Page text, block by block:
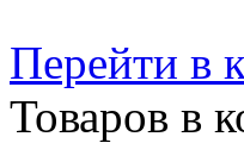
Перейти в
Товаров в